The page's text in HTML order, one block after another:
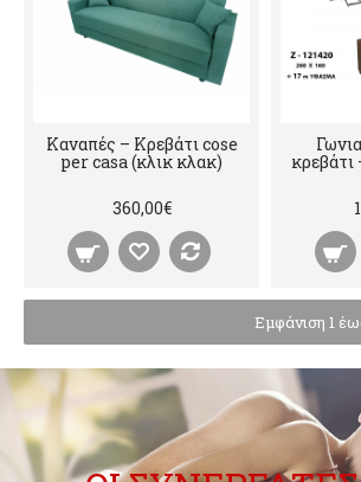
Καναπές – Κρεβάτι cose
per casa (κλικ κλακ)
360,00€
Εμφάνιση 1